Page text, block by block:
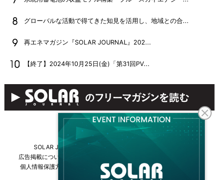
グローバルな活動で得てきた知見を活用し、地域との合...
再エネマガジン『SOLAR JOURNAL』202...
【終了】2024年10月25日(金)「第31回PV...
SOLAR JOURNALについて
広告掲載について
個人情報保護方針
運営会社・媒体一覧 For overseas customers